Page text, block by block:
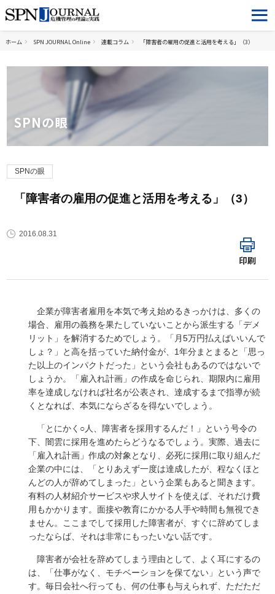
ホーム SPN JOURNAL Online 連載コラム 「障害者の雇用の促進と活用を考える」（3）
SPNの眼
SPNの眼
「障害者の雇用の促進と活用を考える」（3）
2016.08.31
印刷
企業が障害者雇用を本気で考え始めるきっかけは、多くの
場合、雇用の義務を果たしていないことから派生する「デメ
リット」を解消するためでしょう。「月5万円払えばいいんで
しょ？」と高を括っていた納付金が、1年分まとまると「思っ
た以上のインパクトだった」という会社もあるのではないで
しょうか。「雇入れ計画」の作成を命じられ、期限内に雇用
率を達成しなければ社名が公表され、達成するまで指導が続
くとなれば、本気にならざるを得ないでしょう。
「とにかく○人、障害者を採用するんだ！」という号令の
下、闇雲に採用を進めたらどうなるでしょう。実際、過去に
「雇入れ計画」作成の対象となり、必死に採用に取り組んだ
企業の中には、「とりあえず一度は達成したが、程なくほと
んどの人が辞めてしまった」という企業もあると聞きます。
有料の人材紹介サービスや求人サイトを使えば、それだけ費
用もかかります。面接や教育にかかる人手や時間も無視でき
ません。ここまでして採用した障害者が、すぐに辞めてしま
ったならば、それは非常にもったいない話です。
障害者が会社を辞めてしまう理由として、よく耳にするの
は、「仕事がなく、モチベーションを保てない」という声で
す。毎日会社へ行っても、何の仕事も与えられず、ただただ